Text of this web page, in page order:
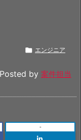
 エンジニア
Posted by 案件担当
-